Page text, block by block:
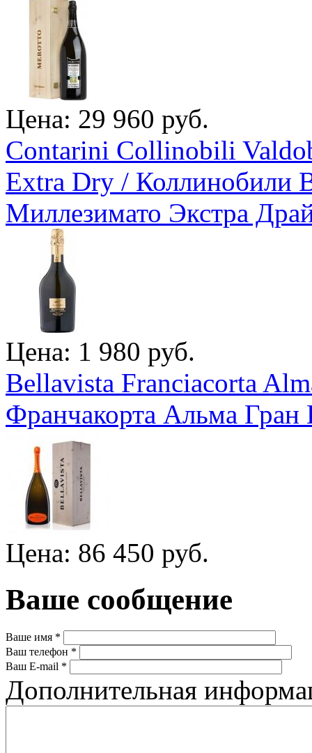
Цена: 29 960 руб.
Contarini Collinobili
Extra Dry / Коллинобили
Миллезимато Экстра
Цена: 1 980 руб.
Bellavista Franciacorta
Франчакорта Альма
Цена: 86 450 руб.
Ваше сообщение
Ваше имя *
Ваш телефон *
Ваш E-mail *
Дополнительная